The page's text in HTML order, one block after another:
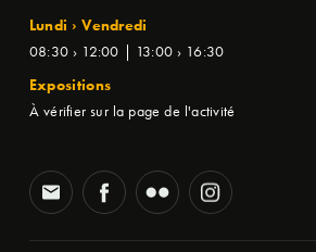
Lundi › Vendredi
08:30 › 12:00 | 13:00 › 16:30
Expositions
À vérifier sur la page de l'activité